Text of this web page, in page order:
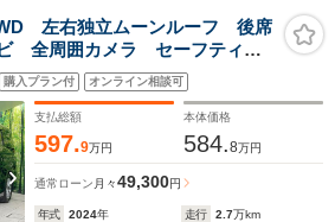
左右独立ムーンルーフ 後席
全周囲カメラ セーフティセ
サイドステップ レーダーク
ミ ブラインドスポットモニ
購入プラン付 オンライン相談可
支払総額
597.9万円
本体価格
584.8万円
通常ローン 月々49,300円
年式 2024年 走行 2.7万km